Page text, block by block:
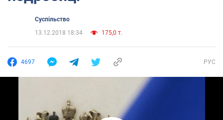
Суспільство
13.12.2018 18:34
175,0 т.
4697 РУС